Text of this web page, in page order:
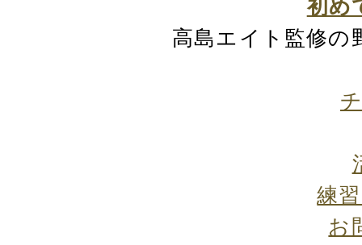
初め
高島エイト監修の
練
お